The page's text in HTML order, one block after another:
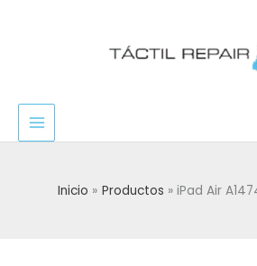
Inicio Productos iPad Air